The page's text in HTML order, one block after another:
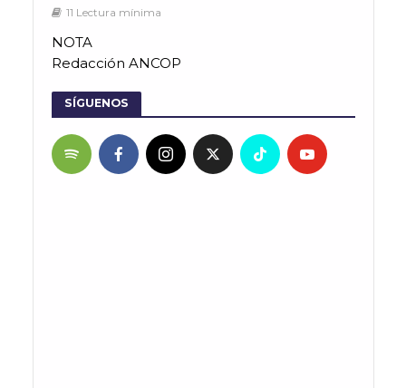
11 Lectura mínima
NOTA
Redacción ANCOP
SÍGUENOS